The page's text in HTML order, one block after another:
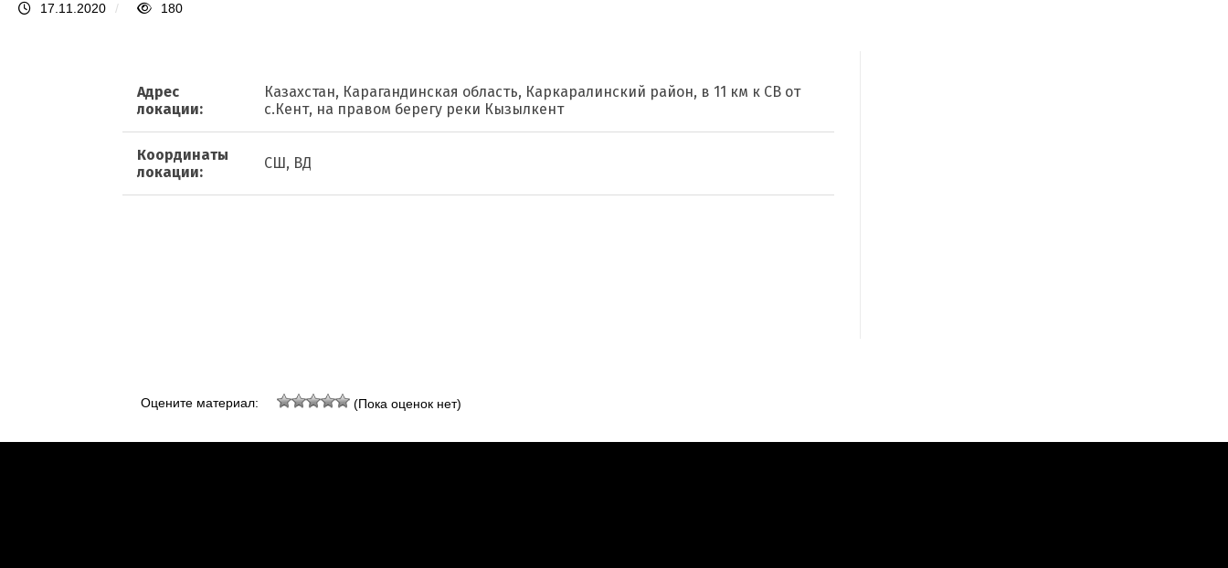
17.11.2020 / 180
Адрес
локации:
Казахстан, Карагандинская область, Каркаралинский район, в 11 км к СВ от
с.Кент, на правом берегу реки Кызылкент
Координаты
локации:
СШ, ВД
Оцените материал: (Пока оценок нет)